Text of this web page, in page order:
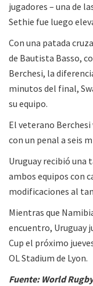
jugadores – una de
Sethie fue luego
Con una patada
de Bautista Basso,
Berchesi, la
minutos del final,
su equipo.
El veterano
con un penal a seis
Uruguay recibió una
ambos equipos con
modificaciones al
Mientras que
encuentro, Uruguay
Cup el próximo
OL Stadium de Lyon.
Fuente: World Rugby